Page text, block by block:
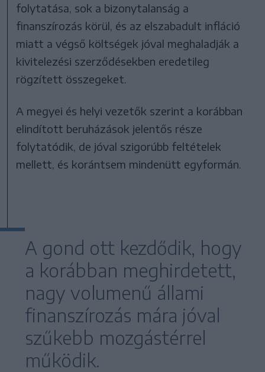
folytatása, sok a bizonytalanság a
finanszírozás körül, és az elszabadult infláció
miatt a végső költségek jóval meghaladják a
kivitelezési szerződésekben eredetileg
rögzített összegeket.
A megyei és helyi vezetők szerint a korábban
elindított beruházások jelentős része
folytatódik, de jóval szigorúbb feltételek
mellett, és korántsem mindenütt egyformán.
A gond ott kezdődik, hogy
a korábban meghirdetett,
nagy volumenű állami
finanszírozás mára jóval
szűkebb mozgástérrel
működik.